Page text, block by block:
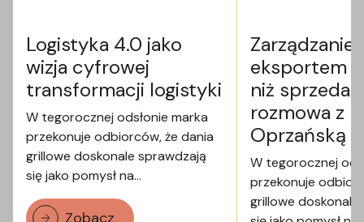
Logistyka 4.0 jako
wizja cyfrowej
transformacji logistyki
W tegorocznej odsłonie marka
przekonuje odbiorców, że dania
grillowe doskonale sprawdzają
się jako pomysł na…
Zobacz
Zarządzanie
eksportem
niż
rozmowa z
Oprzańską
W tegorocznej
przekonuje
grillowe